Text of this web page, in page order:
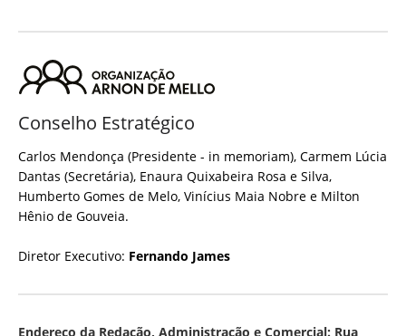
Conselho Estratégico
Carlos Mendonça (Presidente - in memoriam), Carmem Lúcia
Dantas (Secretária), Enaura Quixabeira Rosa e Silva,
Humberto Gomes de Melo, Vinícius Maia Nobre e Milton
Hênio de Gouveia.
Diretor Executivo: Fernando James
Endereço da Redação, Administração e Comercial: Rua